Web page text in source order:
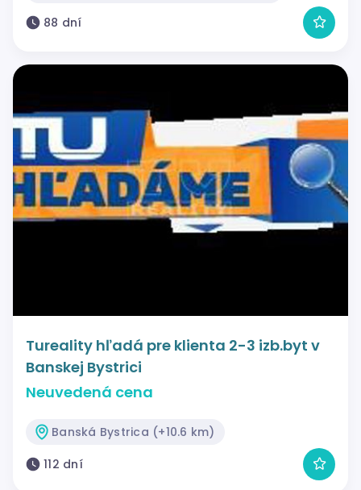
88 dní
Tureality hľadá pre klienta 2-3 izb.byt v
Banskej Bystrici
Neuvedená cena
Banská Bystrica (+10.6 km)
112 dní